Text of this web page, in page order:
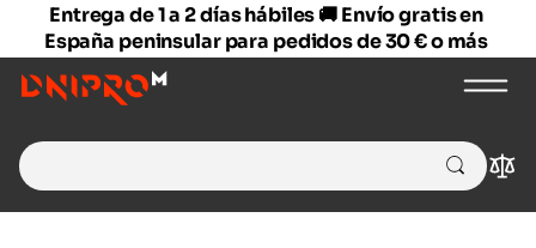
Entrega de 1 a 2 días hábiles 🚚 Envío gratis en
España peninsular para pedidos de 30 € o más
Search
for: